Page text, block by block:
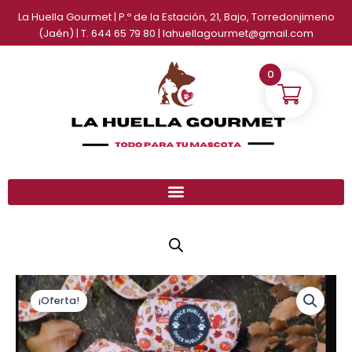
contenido
La Huella Gourmet | P.º de la Estación, 21, Bajo, Torredonjimeno
(Jaén) | T. 644 65 79 80 | lahuellagourmet@gmail.com
¡Oferta!
El
precio
original
El
precio
actual
Pack
arnés
+
correa
+
0